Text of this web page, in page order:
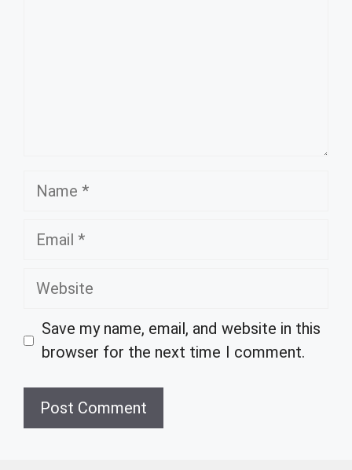
Name
Email
Website
Save my name, email, and website in this
browser for the next time I comment.